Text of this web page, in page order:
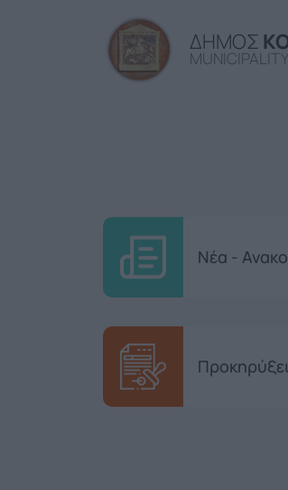
ΔΗΜΟΣ
MUNICIPALITY
Νέα -